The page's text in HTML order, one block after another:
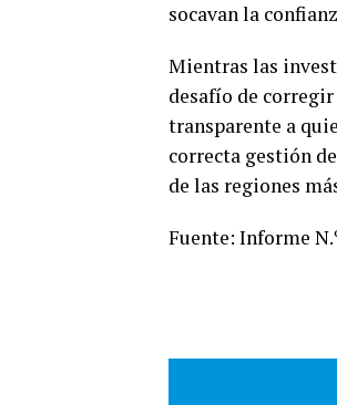
socavan la
Mientras las
desafío de
transparente a
correcta gestión
de las regiones
Fuente: Informe